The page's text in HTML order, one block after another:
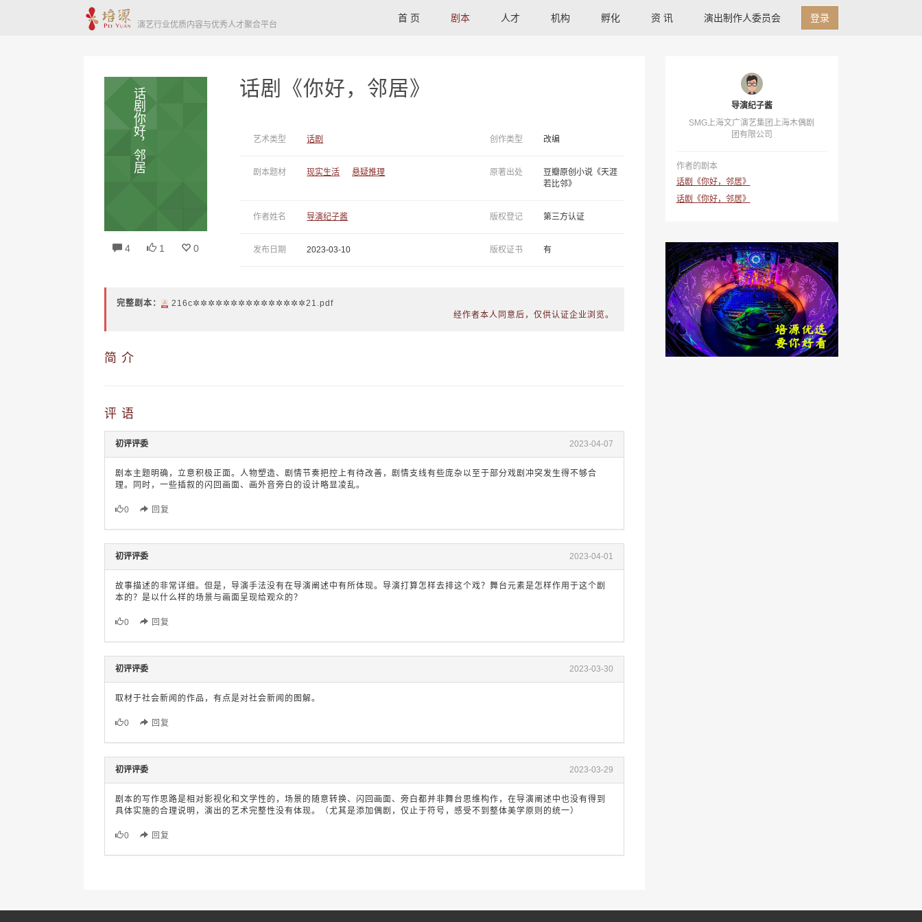
演艺行业优质内容与优秀人才聚合平台
首 页 剧本 人才 机构 孵化 资 讯 演出制作人委员会 登录
话剧你好，邻居
4 1 0
话剧《你好，邻居》
艺术类型 话剧 创作类型 改编
剧本题材 现实生活 悬疑推理 原著出处
豆瓣原创小说《天涯
若比邻》
作者姓名 导演纪子酱 版权登记 第三方认证
发布日期 2023-03-10 版权证书 有
完整剧本：
216c✲✲✲✲✲✲✲✲✲✲✲✲✲✲✲21.pdf
经作者本人同意后，仅供认证企业浏览。
简 介
评 语
初评评委 2023-04-07
剧本主题明确，立意积极正面。人物塑造、剧情节奏把控上有待改善，剧情支线有些庞杂以至于部分戏剧冲突发生得不够合
理。同时，一些插叙的闪回画面、画外音旁白的设计略显凌乱。
0 回复
初评评委 2023-04-01
故事描述的非常详细。但是，导演手法没有在导演阐述中有所体现。导演打算怎样去排这个戏？舞台元素是怎样作用于这个剧
本的？是以什么样的场景与画面呈现给观众的？
0 回复
初评评委 2023-03-30
取材于社会新闻的作品，有点是对社会新闻的图解。
0 回复
初评评委 2023-03-29
剧本的写作思路是相对影视化和文学性的，场景的随意转换、闪回画面、旁白都并非舞台思维构作，在导演阐述中也没有得到
具体实施的合理说明，演出的艺术完整性没有体现。（尤其是添加偶剧，仅止于符号，感受不到整体美学原则的统一）
0 回复
导演纪子酱
SMG上海文广演艺集团上海木偶剧
团有限公司
作者的剧本
话剧《你好，邻居》
话剧《你好，邻居》